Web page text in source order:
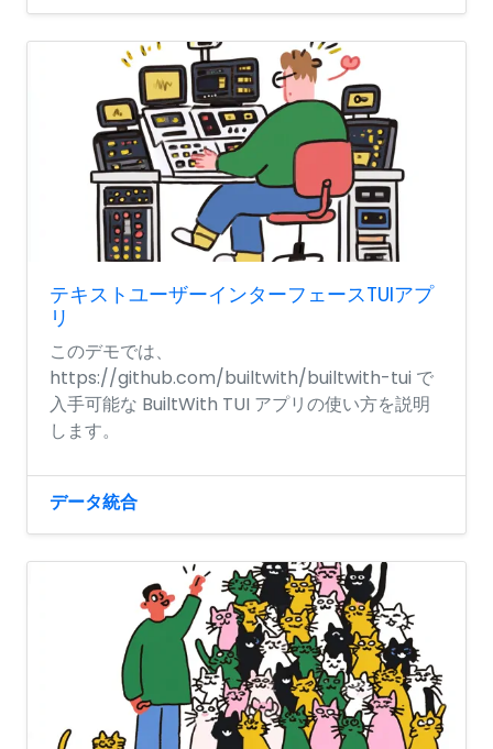
テキストユーザーインターフェースTUIアプ
リ
このデモでは、
https://github.com/builtwith/builtwith-tui で
入手可能な BuiltWith TUI アプリの使い方を説明
します。
データ統合